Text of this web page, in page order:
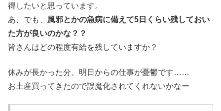
得したいと思っています。
あ、でも、 風邪とかの急病に備えて5日くらい残しておい
た方が良いのかな？？
皆さんはどの程度有給を残していますか？
休みが長かった分、明日からの仕事が憂鬱です……
お土産買ってきたので誤魔化されてくれないかなー